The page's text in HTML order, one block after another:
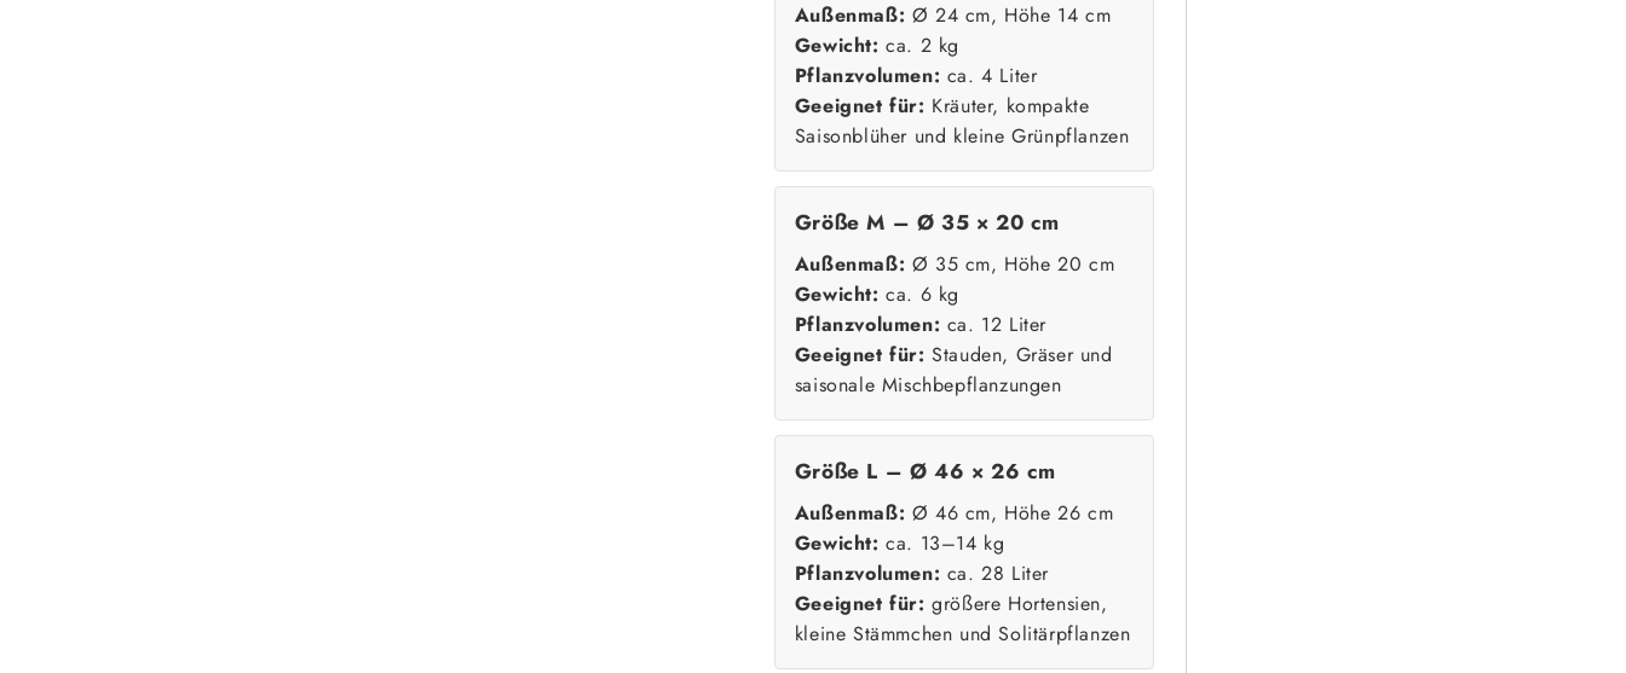
Außenmaß: Ø 24 cm, Höhe 14 cm
Gewicht: ca. 2 kg
Pflanzvolumen: ca. 4 Liter
Geeignet für: Kräuter, kompakte
Saisonblüher und kleine Grünpflanzen
Größe M – Ø 35 × 20 cm
Außenmaß: Ø 35 cm, Höhe 20 cm
Gewicht: ca. 6 kg
Pflanzvolumen: ca. 12 Liter
Geeignet für: Stauden, Gräser und
saisonale Mischbepflanzungen
Größe L – Ø 46 × 26 cm
Außenmaß: Ø 46 cm, Höhe 26 cm
Gewicht: ca. 13–14 kg
Pflanzvolumen: ca. 28 Liter
Geeignet für: größere Hortensien,
kleine Stämmchen und Solitärpflanzen